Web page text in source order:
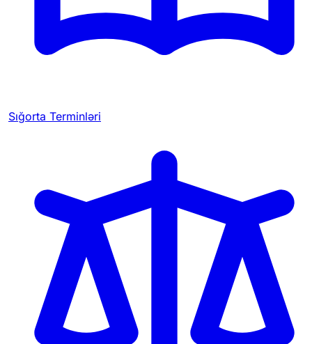
Sığorta Terminləri